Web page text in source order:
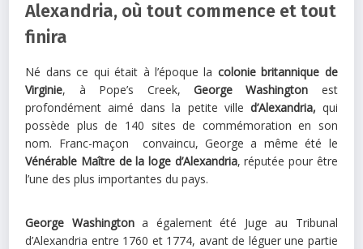
Alexandria, où tout commence et tout
finira
Né dans ce qui était à l’époque la colonie britannique de
Virginie, à Pope’s Creek, George Washington est
profondément aimé dans la petite ville d’Alexandria, qui
possède plus de 140 sites de commémoration en son
nom. Franc-maçon convaincu, George a même été le
Vénérable Maître de la loge d’Alexandria, réputée pour être
l’une des plus importantes du pays.
George Washingtona également été Juge au Tribunal
d’Alexandria entre 1760 et 1774, avant de léguer une partie